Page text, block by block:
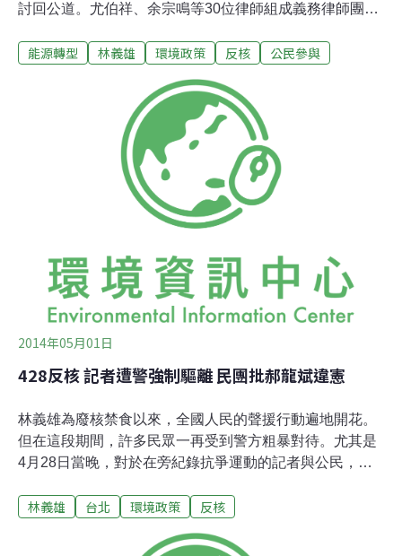
討回公道。尤伯祥、余宗鳴等30位律師組成義務律師團，
狀，聲請保全當天驅離的證據，發起第一波反擊。他們更
方不當暴力對待者，勇敢挺身出面指證。4月22日林義雄
為反對核四而展開禁食行動，全國各地也響應進行各種廢
核行動。全國廢核行動平台在4月27日號召了5萬民眾，以
和平非暴力方式，成功佔領忠孝西路，要求政府正視民
意。但27日晚間10點半，台北市長郝龍斌開記者會宣佈
「不計任何方式，讓台北市交通恢復正常」後，28日凌晨
約2點40分左右，便發生台北市警方以暴力鎮壓方式，驅
到當局正面回應，便號召民眾「演習核災」，以躺在地
面、非暴力的方式「佔領忠孝東路」。但
能源轉型 林義雄 環境政策 反核 公民參與
2014年05月01日
428反核 記者遭警強制驅離 民團批郝龍斌違憲
林義雄為廢核禁食以來，全國人民的聲援行動遍地開花。
但在這段期間，許多民眾一再受到警方粗暴對待。尤其是
4月28日當晚，對於在旁紀錄抗爭運動的記者與公民，國
了新聞自由。全國廢核行動平台5月1日召開記者會，請到
厲譴責台北市長郝龍斌違憲，表示將持續蒐集當天遭受國
林義雄 台北 環境政策 反核